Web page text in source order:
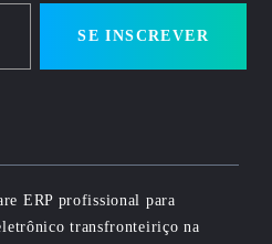
SE INSCREVER
ERP profissional para
transfronteiriço na